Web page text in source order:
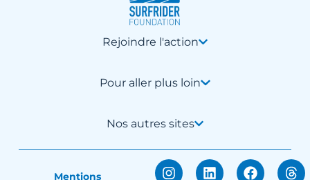
Rejoindre l'action
Pour aller plus loin
Nos autres sites
Mentions